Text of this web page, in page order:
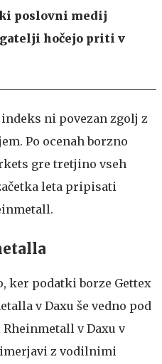
poslovni medij
hočejo priti v
ni povezan zgolj z
Po ocenah borzno
gre tretjino vseh
leta pripisati
ker podatki borze Gettex
v Daxu še vedno pod
v Daxu v
z vodilnimi